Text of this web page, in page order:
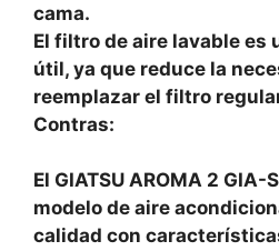
cama.
El filtro de aire lavable es
útil, ya que reduce la
reemplazar el filtro
Contras:
El GIATSU AROMA 2 GIA-
modelo de aire
calidad con